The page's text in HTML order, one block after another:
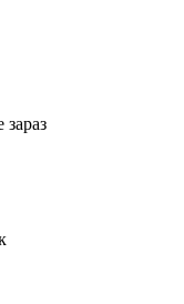
зараз